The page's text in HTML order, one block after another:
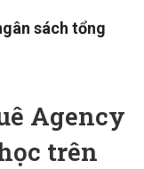
sách tổng
Agency
trên